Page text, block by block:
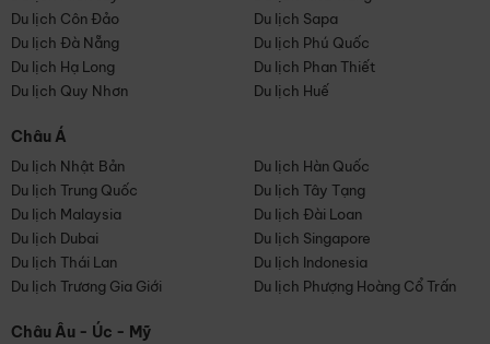
Du lịch Côn Đảo
Du lịch Sapa
Du lịch Đà Nẵng
Du lịch Phú Quốc
Du lịch Hạ Long
Du lịch Phan Thiết
Du lịch Quy Nhơn
Du lịch Huế
Châu Á
Du lịch Nhật Bản
Du lịch Hàn Quốc
Du lịch Trung Quốc
Du lịch Tây Tạng
Du lịch Malaysia
Du lịch Đài Loan
Du lịch Dubai
Du lịch Singapore
Du lịch Thái Lan
Du lịch Indonesia
Du lịch Trương Gia Giới
Du lịch Phượng Hoàng Cổ Trấn
Châu Âu - Úc - Mỹ